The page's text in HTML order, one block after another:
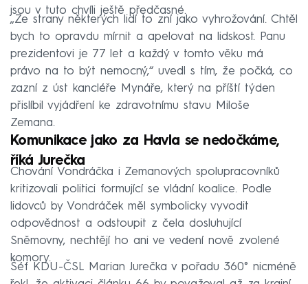
jsou v tuto chvíli ještě předčasné.
„Ze strany některých lidí to zní jako vyhrožování. Chtěl
bych to opravdu mírnit a apelovat na lidskost. Panu
prezidentovi je 77 let a každý v tomto věku má
právo na to být nemocný,“ uvedl s tím, že počká, co
zazní z úst kancléře Mynáře, který na příští týden
přislíbil vyjádření ke zdravotnímu stavu Miloše
Zemana.
Komunikace jako za Havla se nedočkáme,
říká Jurečka
Chování Vondráčka i Zemanových spolupracovníků
kritizovali politici formující se vládní koalice. Podle
lidovců by Vondráček měl symbolicky vyvodit
odpovědnost a odstoupit z čela dosluhující
Sněmovny, nechtějí ho ani ve vedení nově zvolené
komory.
Šéf KDU-ČSL Marian Jurečka v pořadu 360° nicméně